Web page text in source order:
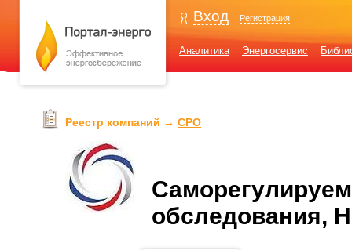
Вход Регистрация
Аналитика Энергосервис
Реестр компаний → СРО
обследования,